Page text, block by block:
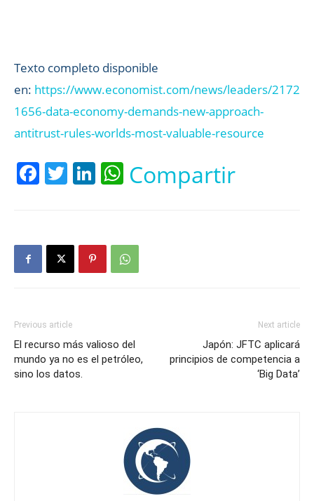
Texto completo disponible
en: https://www.economist.com/news/leaders/2172
1656-data-economy-demands-new-approach-
antitrust-rules-worlds-most-valuable-resource
Facebook
Twitter
LinkedIn
WhatsApp
Compartir
Previous article
El recurso más valioso del
mundo ya no es el petróleo,
sino los datos.
Next article
Japón: JFTC aplicará
principios de competencia a
‘Big Data’